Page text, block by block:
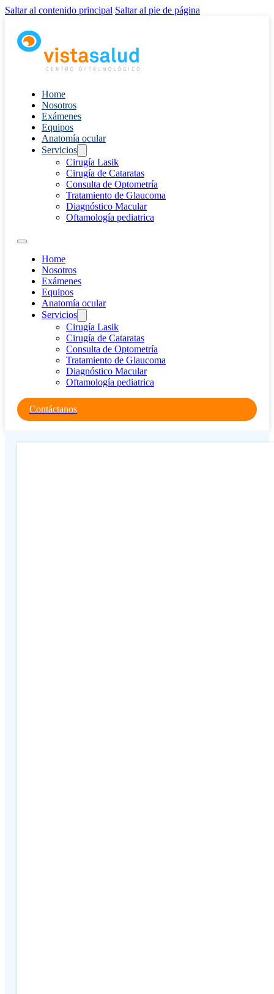
Saltar al contenido principal Saltar al pie de página
Home
Nosotros
Exámenes
Equipos
Anatomía ocular
Servicios
Cirugía Lasik
Cirugía de Cataratas
Consulta de Optometría
Tratamiento de Glaucoma
Diagnóstico Macular
Oftamología pediatrica
Home
Nosotros
Exámenes
Equipos
Anatomía ocular
Servicios
Cirugía Lasik
Cirugía de Cataratas
Consulta de Optometría
Tratamiento de Glaucoma
Diagnóstico Macular
Oftamología pediatrica
Contáctanos